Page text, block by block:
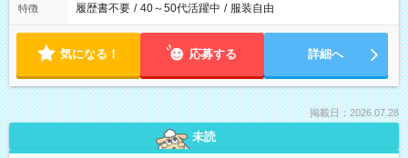
特徴 履歴書不要 / 40～50代活躍中 / 服装自由
気になる！ 応募する 詳細へ
掲載日：2026.07.28
未読